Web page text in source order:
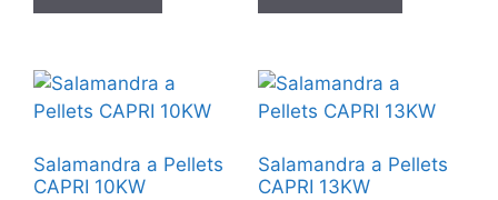
Salamandra a Pellets
CAPRI 10KW
Salamandra a Pellets
CAPRI 13KW